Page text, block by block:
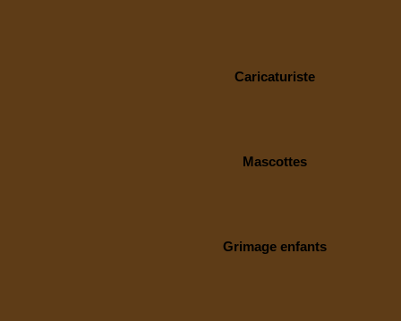
Caricaturiste
Mascottes
Grimage enfants